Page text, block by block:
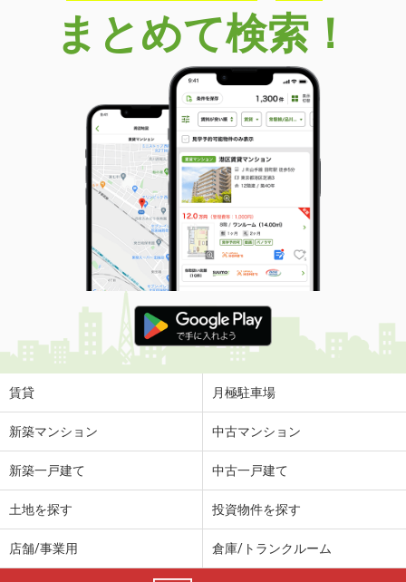
まとめて検索！
賃貸 月極駐車場
新築マンション 中古マンション
新築一戸建て 中古一戸建て
土地を探す 投資物件を探す
店舗/事業用 倉庫/トランクルーム